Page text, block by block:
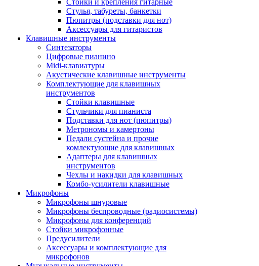
Стойки и крепления гитарные
Стулья, табуреты, банкетки
Пюпитры (подставки для нот)
Аксессуары для гитаристов
Клавишные инструменты
Синтезаторы
Цифровые пианино
Midi-клавиатуры
Акустические клавишные инструменты
Комплектующие для клавишных
инструментов
Стойки клавишные
Стульчики для пианиста
Подставки для нот (пюпитры)
Метрономы и камертоны
Педали сустейна и прочие
комлектующие для клавишных
Адаптеры для клавишных
инструментов
Чехлы и накидки для клавишных
Комбо-усилители клавишные
Микрофоны
Микрофоны шнуровые
Микрофоны беспроводные (радиосистемы)
Микрофоны для конференций
Стойки микрофонные
Предусилители
Аксессуары и комплектующие для
микрофонов